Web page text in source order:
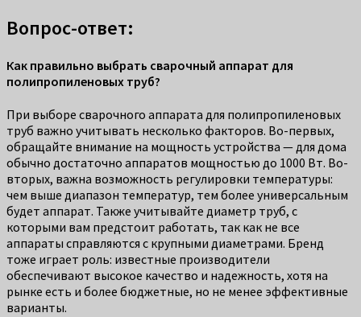
Вопрос-ответ:
Как правильно выбрать сварочный аппарат для
полипропиленовых труб?
При выборе сварочного аппарата для полипропиленовых
труб важно учитывать несколько факторов. Во-первых,
обращайте внимание на мощность устройства — для дома
обычно достаточно аппаратов мощностью до 1000 Вт. Во-
вторых, важна возможность регулировки температуры:
чем выше диапазон температур, тем более универсальным
будет аппарат. Также учитывайте диаметр труб, с
которыми вам предстоит работать, так как не все
аппараты справляются с крупными диаметрами. Бренд
тоже играет роль: известные производители
обеспечивают высокое качество и надежность, хотя на
рынке есть и более бюджетные, но не менее эффективные
варианты.